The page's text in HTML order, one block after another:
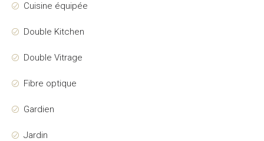
Cuisine équipée
Double Kitchen
Double Vitrage
Fibre optique
Gardien
Jardin